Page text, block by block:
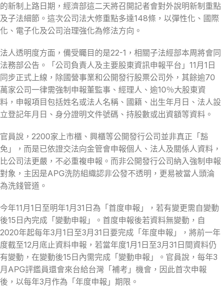
的新制上路日期，經濟部這二天將召開記者會對外說明新制重點
及子法細節。這次公司法大修重點多達148條，以彈性化、國際
化、電子化及公司治理強化為修法方向。
法人透明度方面，備受矚目的是22-1，相關子法經部本周將會同
法務部公告。「公司負責人及主要股東資訊申報平台」11月1日
同步正式上線，除國營事業和公開發行股票公司外，其餘逾70
萬家公司一律需強制申報董監事、經理人、逾10％大股東資
料，申報項目包括姓名或法人名稱、國籍、出生年月日、法人設
立登記年月日、身分證明文件號碼、持股數或出資額等資料。
官員說，2200家上市櫃、興櫃等公開發行公司並非真正「豁
免」，而是已依證交法向金管會申報個人、法人及關係人資料，
比公司法更嚴，不必重複申報。而非公開發行公司納入強制申報
對象，主因是APG洗防組織認非公發不透明，更易被當人頭淪
為洗錢管道。
今年11月1日至明年1月31日為「首度申報」，若有變更需自變動
後15日內完成「變動申報」。首度申報後若資料無變動，自
2020年起每年3月1日至3月31日要完成「年度申報」，將前一年
度截至12月底止資料申報，若當年度1月1日至3月31日間資料仍
有變動，在變動後15日內需完成「變動申報」。官員說，每年3
月APG評鑑員還會來台給台灣「補考」機會，因此首次申報
後，以每年3月作為「年度申報」期限。